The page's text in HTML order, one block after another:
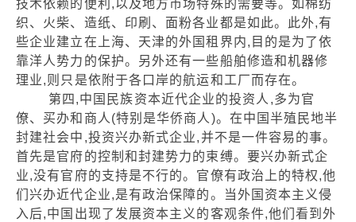
技术依赖的便利,以及地方市场特殊的需要等。如棉纺
织、火柴、造纸、印刷、面粉各业都是如此。此外,有
些企业建立在上海、天津的外国租界内,目的是为了依
靠洋人势力的保护。另外还有一些船舶修造和机器修
理业,则只是依附于各口岸的航运和工厂而存在。
第四,中国民族资本近代企业的投资人,多为官
僚、买办和商人(特别是华侨商人)。在中国半殖民地半
封建社会中,投资兴办新式企业,并不是一件容易的事。
首先是官府的控制和封建势力的束缚。要兴办新式企
业,没有官府的支持是不行的。官僚有政治上的特权,他
们兴办近代企业,是有政治保障的。当外国资本主义侵
入后,中国出现了发展资本主义的客观条件,他们看到外